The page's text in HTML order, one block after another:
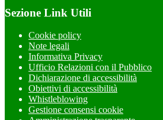
Sezione Link Utili
Cookie policy
Note legali
Informativa Privacy
Ufficio Relazioni con il Pubblico
Dichiarazione di accessibilità
Obiettivi di accessibilità
Whistleblowing
Gestione consensi cookie